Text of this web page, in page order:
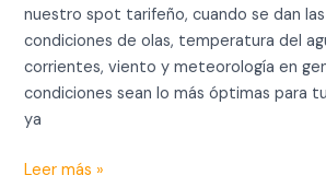
nuestro spot tarifeño, cuando se dan
condiciones de olas, temperatura del
corrientes, viento y meteorología en
condiciones sean lo más óptimas para
ya
Leer más »